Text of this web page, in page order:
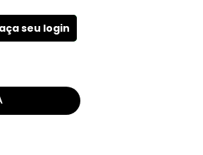
seu login